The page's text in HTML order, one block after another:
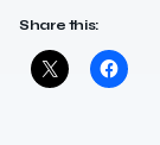
Share this: